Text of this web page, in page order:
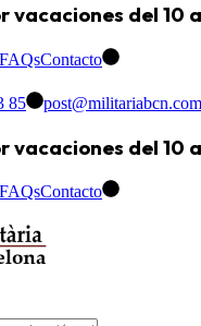
vacaciones del 10
FAQsContacto
85 post@militariabcn.com
vacaciones del 10
FAQsContacto